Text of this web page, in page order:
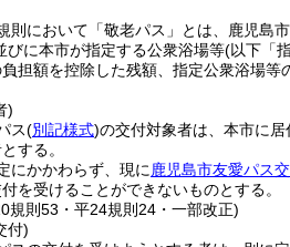
則において「敬老パス」とは、鹿児島
びに本市が指定する公衆浴場等(以下「
担額を控除した残額、指定公衆浴場
)
ス(別記様式)の交付対象者は、本市に
する。
にかかわらず、現に 鹿児島市友愛パス
を受けることができないものとする。
規則53・平24規則24・一部改正)
付)